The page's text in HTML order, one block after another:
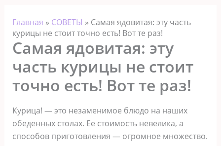
Главная » СОВЕТЫ » Самая ядовитая: эту часть
курицы не стоит точно есть! Вот те раз!
Самая ядовитая: эту
часть курицы не стоит
точно есть! Вот те раз!
Курица! — это незаменимое блюдо на наших
обеденных столах. Ее стоимость невелика, а
способов приготовления — огромное множество.